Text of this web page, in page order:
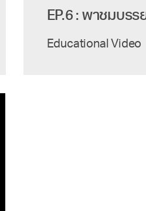
EP.6 : พาชมบร
Educational Video